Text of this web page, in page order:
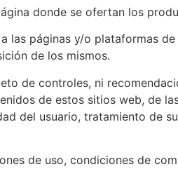
donde se ofertan los
las páginas y/o plataformas
de los mismos.
de controles, ni
de estos sitios web, de
del usuario, tratamiento de
de uso, condiciones de